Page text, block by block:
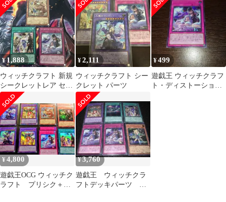
¥1,888
ウィッチクラフト 新規
シークレットレア セッ
ト
¥2,111
ウィッチクラフト シー
クレット パーツ
¥499
遊戯王 ウィッチクラフ
ト・ディストーション
¥4,800
遊戯王OCG ウィッチク
ラフト プリシク＋デ
¥3,760
遊戯王 ウィッチクラ
フトデッキパーツ 魔